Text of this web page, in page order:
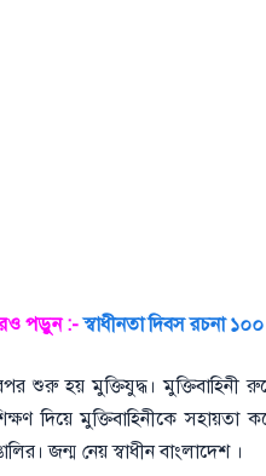
পড়ুন :- স্বাধীনতা দিবস রচনা
শুরু হয় মুক্তিযুদ্ধ। মুক্তিবাহিনী
দিয়ে মুক্তিবাহিনীকে
জন্ম নেয় স্বাধীন বাংলাদেশ ।